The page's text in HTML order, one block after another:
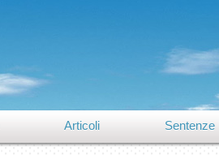
Sentenze
Articoli